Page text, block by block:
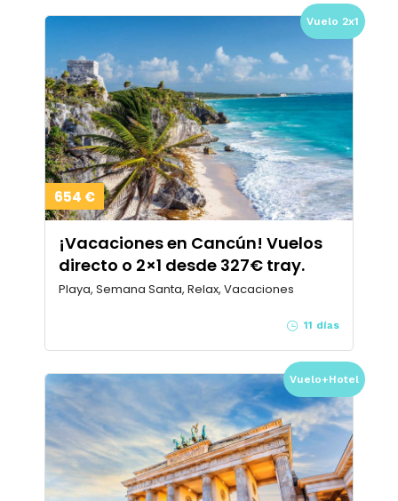
Vuelo 2x1
654 €
¡Vacaciones en Cancún! Vuelos
directo o 2×1 desde 327€ tray.
Playa, Semana Santa, Relax, Vacaciones
11 días
Vuelo+Hotel